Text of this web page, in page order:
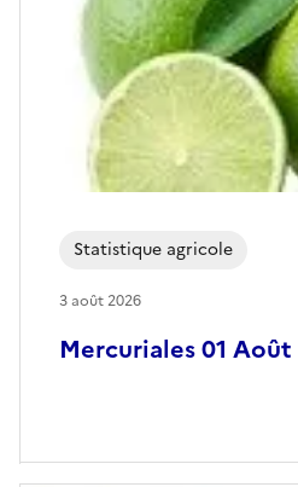
Mercuriales 01
Statistique agricole
3 août 2026